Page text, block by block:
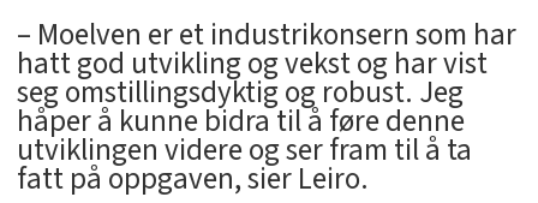
– Moelven er et industrikonsern som har
hatt god utvikling og vekst og har vist
seg omstillingsdyktig og robust. Jeg
håper å kunne bidra til å føre denne
utviklingen videre og ser fram til å ta
fatt på oppgaven, sier Leiro.